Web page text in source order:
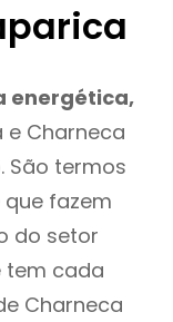
energética,
e Charneca
São termos
fazem
do setor
tem cada
Charneca